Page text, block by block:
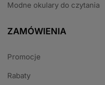
Modne okulary do czytania
ZAMÓWIENIA
Promocje
Rabaty